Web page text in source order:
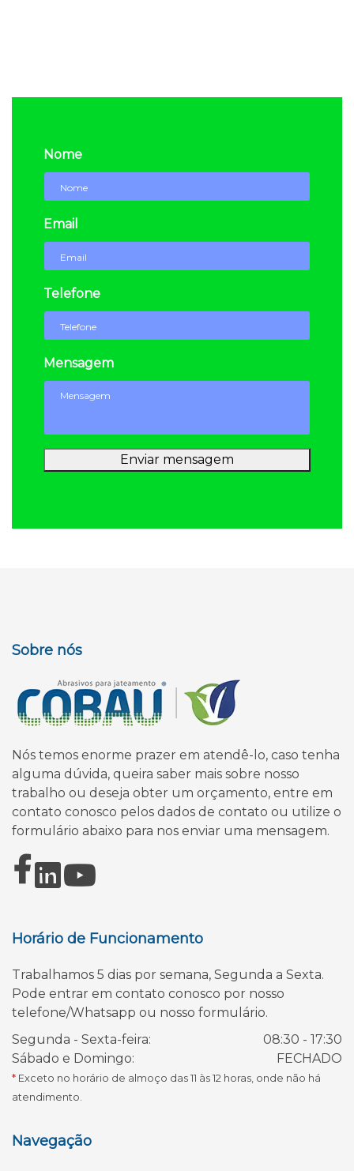
Nome
Email
Telefone
Mensagem
Enviar mensagem
Sobre nós
Nós temos enorme prazer em atendê-lo, caso tenha
alguma dúvida, queira saber mais sobre nosso
trabalho ou deseja obter um orçamento, entre em
contato conosco pelos dados de contato ou utilize o
formulário abaixo para nos enviar uma mensagem.
Horário de Funcionamento
Trabalhamos 5 dias por semana, Segunda a Sexta.
Pode entrar em contato conosco por nosso
telefone/Whatsapp ou nosso formulário.
Segunda - Sexta-feira:
08:30 - 17:30
Sábado e Domingo:
FECHADO
* Exceto no horário de almoço das 11 às 12 horas, onde não há
atendimento.
Navegação